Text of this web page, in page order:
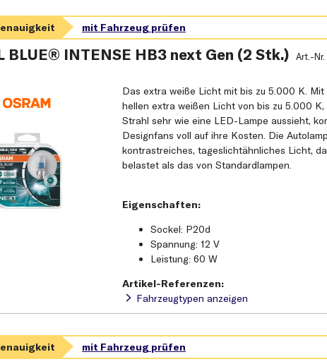
BLUE® INTENSE HB3 next Gen (2 Stk.) Art.-Nr.
Das extra weiße Licht mit bis zu 5.000 K.
hellen extra weißen Licht von bis zu 5.000
Strahl sehr wie eine LED-Lampe aussieht,
Designfans voll auf ihre Kosten. Die
kontrastreiches, tageslichtähnliches Licht,
belastet als das von Standardlampen.
Eigenschaften:
Sockel: P20d
Spannung: 12 V
Leistung: 60 W
Artikel-Referenzen:
Fahrzeugtypen anzeigen